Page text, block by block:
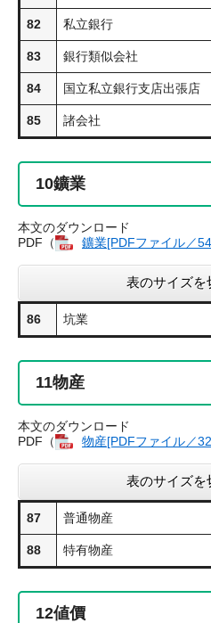
82 私立銀行
83 銀行類似会社
84 国立私立銀行支店出張店
85 諸会社
10鑛業
本文のダウンロード
PDF（
鑛業​[PDFファイル／
表のサイズを
86 坑業
11物産
本文のダウンロード
PDF（
物産​[PDFファイル／
表のサイズを
87 普通物産
88 特有物産
12値價